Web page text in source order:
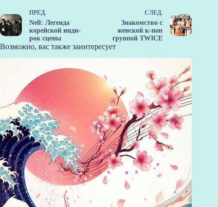
ПРЕД.
Nell: Легенда
корейской инди-
рок сцены
СЛЕД.
Знакомство с
женской к-поп
группой TWICE
Возможно, вас также заинтересует